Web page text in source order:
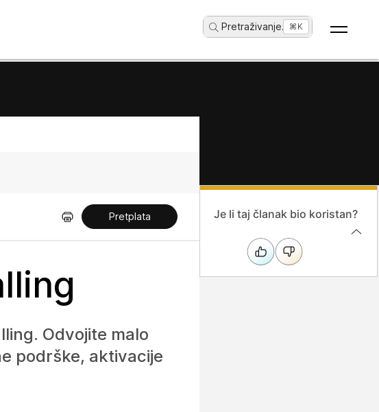
Pretraživanje... ⌘K
Pretplata
Odvojite malo
podrške, aktivacije
Je li taj članak bio koristan?